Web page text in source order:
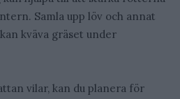
Samla upp löv och annat
kväva gräset under
vilar, kan du planera för